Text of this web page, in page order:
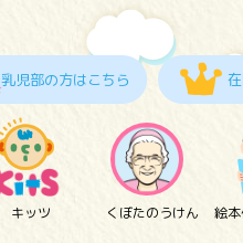
乳児部の方はこちら
キッツ くぼたのうけん 絵